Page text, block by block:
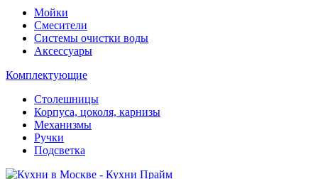
Мойки
Смесители
Системы очистки воды
Аксессуары
Комплектующие
Столешницы
Корпуса, цоколя, карнизы
Механизмы
Ручки
Подсветка